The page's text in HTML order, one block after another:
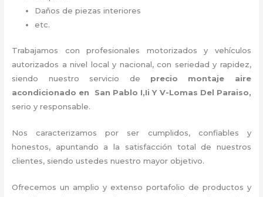
Daños de piezas interiores
etc.
Trabajamos con profesionales motorizados y vehículos
autorizados a nivel local y nacional, con seriedad y rapidez,
siendo nuestro servicio de precio montaje aire
acondicionado en San Pablo I,Ii Y V-Lomas Del Paraiso,
serio y responsable.
Nos caracterizamos por ser cumplidos, confiables y
honestos, apuntando a la satisfacción total de nuestros
clientes, siendo ustedes nuestro mayor objetivo.
Ofrecemos un amplio y extenso portafolio de productos y